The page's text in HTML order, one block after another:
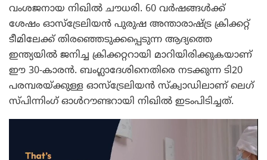
വംശജനായ നിഖിൽ ചൗധരി. 60 വർഷങ്ങൾക്ക്
ശേഷം ഓസ്‌ട്രേലിയൻ പുരുഷ അന്താരാഷ്ട്ര ക്രിക്കറ്റ്
ടീമിലേക്ക് തിരഞ്ഞെടുക്കപ്പെടുന്ന ആദ്യത്തെ
ഇന്ത്യയിൽ ജനിച്ച ക്രിക്കറ്ററായി മാറിയിരിക്കുകയാണ്
ഈ 30-കാരൻ. ബംഗ്ലാദേശിനെതിരെ നടക്കുന്ന ടി20
പരമ്പരയ്ക്കുള്ള ഓസ്‌ട്രേലിയൻ സ്ക്വാഡിലാണ് ലെഗ്
സ്പിന്നിംഗ് ഓൾറൗണ്ടറായി നിഖിൽ ഇടംപിടിച്ചത്.